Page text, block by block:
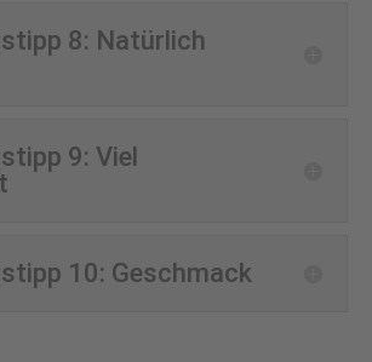
8: Natürlich
9: Viel
10: Geschmack